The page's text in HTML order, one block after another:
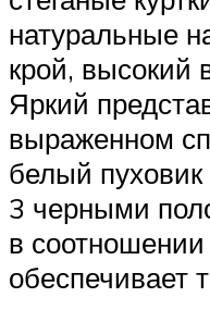
натуральные
крой, высокий
Яркий
выраженном
белый пуховик
3 черными
в
обеспечивает